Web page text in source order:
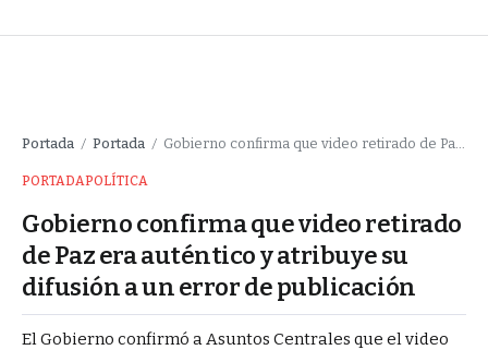
Portada / Portada / Gobierno confirma que video retirado de Paz era auténtico y atribuye su difusión a un error de publicación
PORTADAPOLÍTICA
Gobierno confirma que video retirado
de Paz era auténtico y atribuye su
difusión a un error de publicación
El Gobierno confirmó a Asuntos Centrales que el video